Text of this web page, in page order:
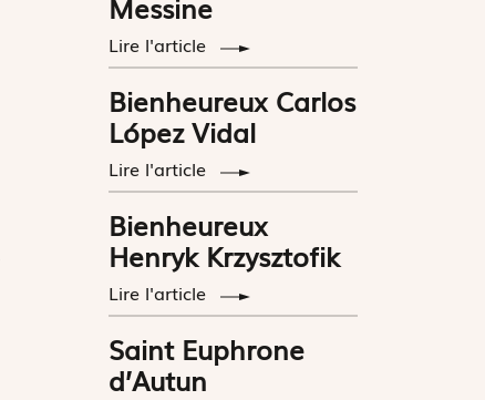
Lire l'article
Bienheureux Carlos
López Vidal
Lire l'article
Bienheureux
Henryk Krzysztofik
Lire l'article
Saint Euphrone
d’Autun